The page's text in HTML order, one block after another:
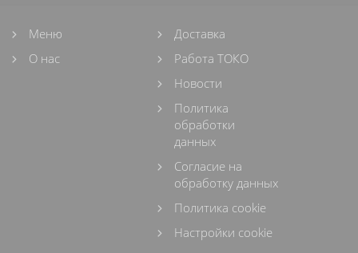
Меню
О нас
Доставка
Работа ТОКО
Новости
Политика
обработки
данных
Согласие на
обработку данных
Политика cookie
Настройки cookie